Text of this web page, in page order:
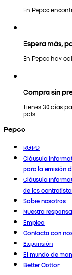
En Pepco
Espera más,
En Pepco hay
Compra sin
Tienes 30 días
país.
Pepco
RGPD
Cláusula
para la emisión
Cláusula
de los
Sobre nosotros
Nuestra
Empleo
Contacta con
Expansión
El mundo de
Better Cotton